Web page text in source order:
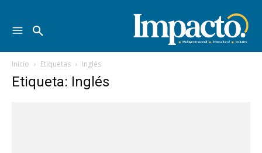
Inicio Etiquetas Inglés
Etiqueta: Inglés